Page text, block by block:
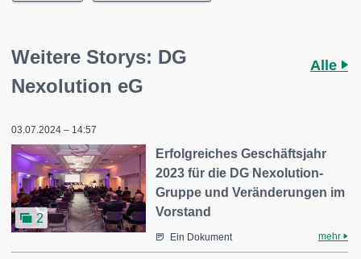
Weitere Storys: DG
Nexolution eG
Alle
03.07.2024 – 14:57
2
Erfolgreiches Geschäftsjahr
2023 für die DG Nexolution-
Gruppe und Veränderungen im
Vorstand
Ein Dokument mehr